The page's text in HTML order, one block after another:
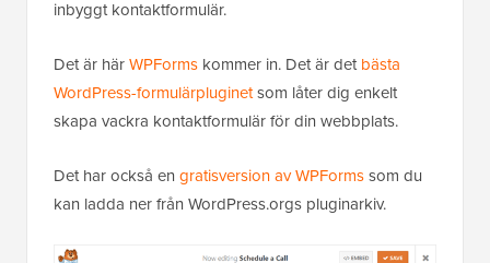
inbyggt kontaktformulär.
Det är härWPForms kommer in. Det är detbästa
WordPress-formulärpluginetsom låter dig enkelt
skapa vackra kontaktformulär för din webbplats.
Det har också en gratisversion av WPFormssom du
kan ladda ner från WordPress.orgs pluginarkiv.